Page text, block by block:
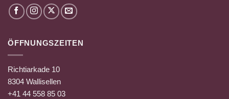
ÖFFNUNGSZEITEN
Richtiarkade 10
8304 Wallisellen
+41 44 558 85 03